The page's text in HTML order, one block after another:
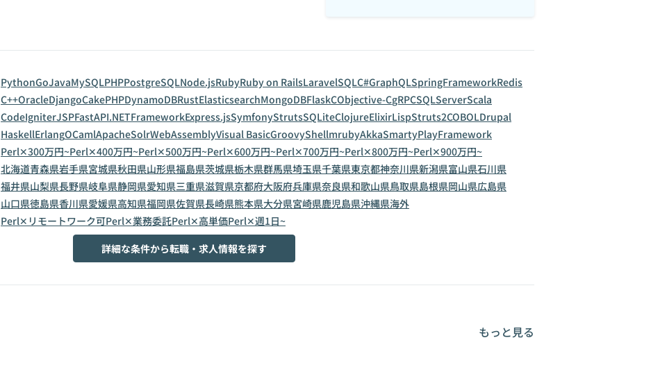
PythonGoJavaMySQLPHPPostgreSQLNode.jsRubyRuby on RailsLaravelSQLC#GraphQLSpringFrameworkRedis
C++OracleDjangoCakePHPDynamoDBRustElasticsearchMongoDBFlaskCObjective-CgRPCSQLServerScala
CodeIgniterJSPFastAPI.NETFrameworkExpress.jsSymfonyStrutsSQLiteClojureElixirLispStruts2COBOLDrupal
HaskellErlangOCamlApacheSolrWebAssemblyVisual BasicGroovyShellmrubyAkkaSmartyPlayFramework
Perl✕300万円~Perl✕400万円~Perl✕500万円~Perl✕600万円~Perl✕700万円~Perl✕800万円~Perl✕900万円~
北海道青森県岩手県宮城県秋田県山形県福島県茨城県栃木県群馬県埼玉県千葉県東京都神奈川県新潟県富山県石川県
福井県山梨県長野県岐阜県静岡県愛知県三重県滋賀県京都府大阪府兵庫県奈良県和歌山県鳥取県島根県岡山県広島県
山口県徳島県香川県愛媛県高知県福岡県佐賀県長崎県熊本県大分県宮崎県鹿児島県沖縄県海外
Perl✕リモートワーク可Perl✕業務委託Perl✕高単価Perl✕週1日~
詳細な条件から転職・求人情報を探す
もっと見る